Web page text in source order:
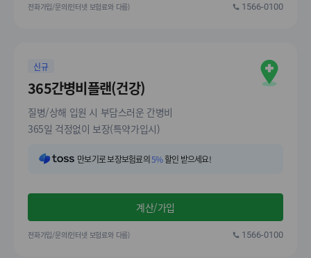
전화가입/문의(인터넷 보험료와 다름) 1566-0100
신규
365간병비플랜(건강)
질병/상해 입원 시 부담스러운 간병비
365일 걱정없이 보장(특약가입시)
만보기로 보장보험료의5%할인 받으세요!
계산/가입
전화가입/문의(인터넷 보험료와 다름) 1566-0100